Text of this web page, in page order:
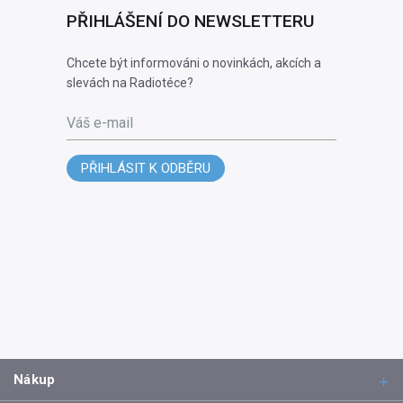
PŘIHLÁŠENÍ DO NEWSLETTERU
Chcete být informováni o novinkách, akcích a
slevách na Radiotéce?
Váš e-mail
PŘIHLÁSIT K ODBĚRU
Nákup